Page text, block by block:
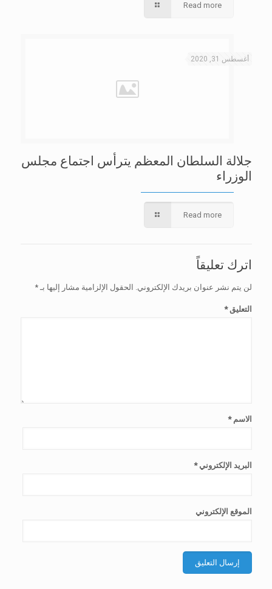
Read more
أغسطس 31, 2020
جلالة السلطان المعظم يترأس اجتماع مجلس
الوزراء
Read more
اترك تعليقاً
لن يتم نشر عنوان بريدك الإلكتروني. الحقول الإلزامية مشار إليها بـ*
التعليق*
الاسم*
البريد الإلكتروني*
الموقع الإلكتروني